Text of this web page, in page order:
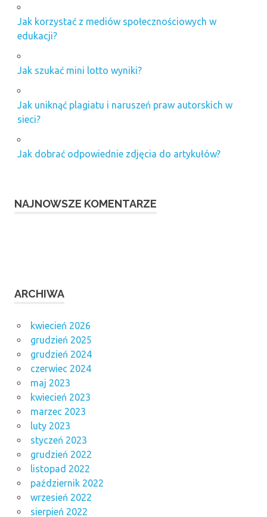
Jak korzystać z mediów społecznościowych w
edukacji?
Jak szukać mini lotto wyniki?
Jak uniknąć plagiatu i naruszeń praw autorskich w
sieci?
Jak dobrać odpowiednie zdjęcia do artykułów?
NAJNOWSZE KOMENTARZE
ARCHIWA
kwiecień 2026
grudzień 2025
grudzień 2024
czerwiec 2024
maj 2023
kwiecień 2023
marzec 2023
luty 2023
styczeń 2023
grudzień 2022
listopad 2022
październik 2022
wrzesień 2022
sierpień 2022